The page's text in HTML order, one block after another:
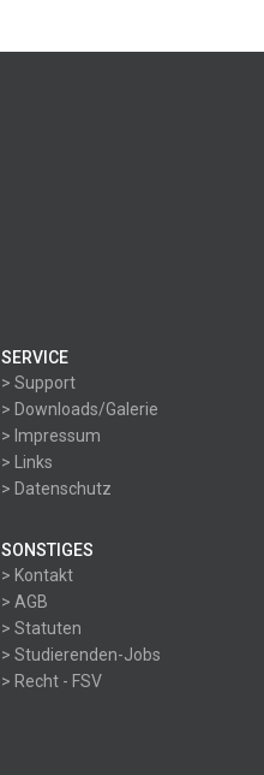
SERVICE
> Support
> Downloads/Galerie
> Impressum
> Links
> Datenschutz
SONSTIGES
> Kontakt
> AGB
> Statuten
> Studierenden-Jobs
> Recht - FSV